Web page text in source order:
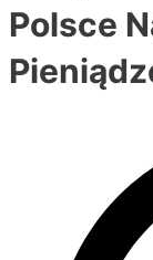
Polsce